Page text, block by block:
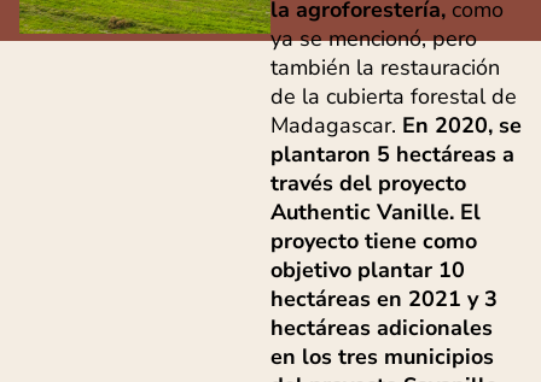
la agroforestería, como
ya se mencionó, pero
también la restauración
de la cubierta forestal de
Madagascar. En 2020, se
plantaron 5 hectáreas a
través del proyecto
Authentic Vanille. El
proyecto tiene como
objetivo plantar 10
hectáreas en 2021 y 3
hectáreas adicionales
en los tres municipios